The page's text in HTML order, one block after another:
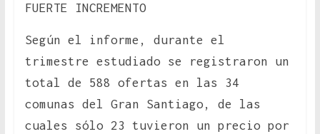
FUERTE INCREMENTO
Según el informe, durante el
trimestre estudiado se registraron un
total de 588 ofertas en las 34
comunas del Gran Santiago, de las
cuales sólo 23 tuvieron un precio por